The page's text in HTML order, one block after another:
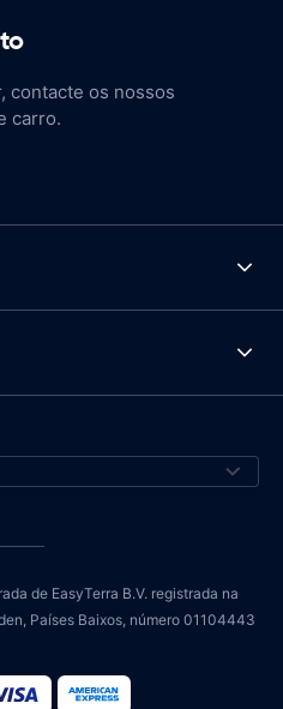
contacte os nossos
carro.
de EasyTerra B.V. registrada na
Países Baixos, número 01104443